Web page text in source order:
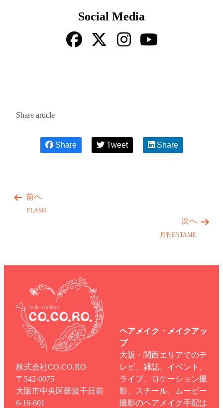
Social Media
Share article
Share Tweet Share
前へ
FLASH
次へ
月刊ENTAME
株式会社CO.CO.RO
〒542-0075
大阪市中央区難波千日前
6-16-601
ヘアメイク・メイクアッ
プ
大阪・関西エリアでのテ
レビ、雑誌、イベント、
ライブ、ロケーション撮
影、スチール、ムービー
撮影のヘアメイク手配は